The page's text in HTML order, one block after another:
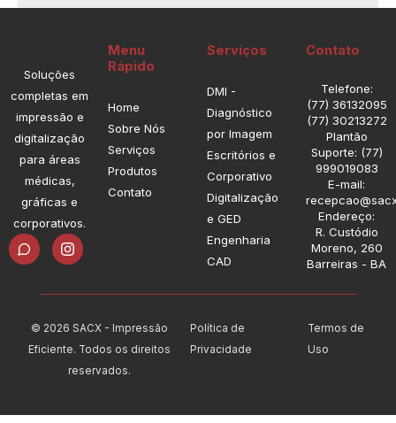
Soluções
completas em
impressão e
digitalização
para áreas
médicas,
gráficas e
corporativos.
I
n
s
a
r
a
Menu
Rápido
Home
Sobre Nós
Serviços
Produtos
Contato
Serviços
DMI -
Diagnóstico
por Imagem
Escritórios e
Corporativo
Digitalização
e GED
Engenharia
CAD
Contato
Telefone:
(77) 36132095
(77) 30213272
Plantão
Suporte: (77)
999019083
E-mail:
Endereço:
R. Custódio
Moreno, 260
Barreiras - BA
© 2026 SACX - Impressão
Eficiente. Todos os direitos
reservados.
Política de
Privacidade
Termos de
Uso